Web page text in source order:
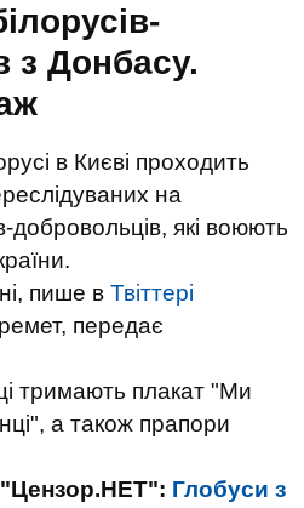
з Донбасу.
в Києві проходить
на
добровольців, які воюють
пише в Твіттері
передає
тримають плакат "Ми
а також прапори
"Цензор.НЕТ": Глобуси з